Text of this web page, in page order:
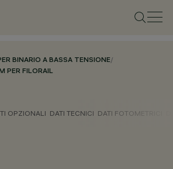
BINARIO A BASSA TENSIONE/
PER FILORAIL
OPZIONALI DATI TECNICI DATI FOTOMETRICI